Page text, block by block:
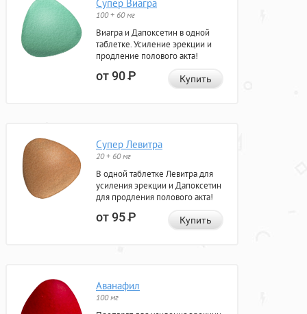
Супер Виагра
100 + 60 мг
Виагра и Дапоксетин в одной
таблетке. Усиление эрекции и
продление полового акта!
от 90Р Купить
Супер Левитра
20 + 60 мг
В одной таблетке Левитра для
усиления эрекции и Дапоксетин
для продления полового акта!
от 95Р Купить
Аванафил
100 мг